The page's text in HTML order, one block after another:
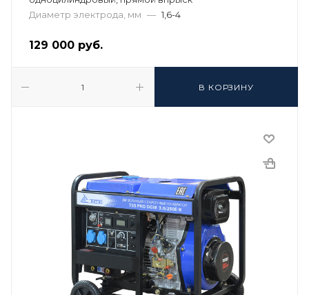
Диаметр электрода, мм — 1,6-4
129 000 руб.
В КОРЗИНУ